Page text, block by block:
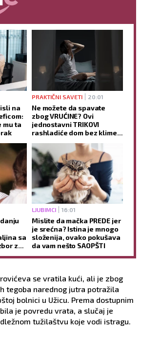
na
mu ta
PRAKTIČNI SAVETI 20:01
Ne možete da spavate
zbog VRUĆINE? Ovi
jednostavni TRIKOVI
rashladiće dom bez klime i
zaspite
sa
za
LJUBIMCI 16:01
Mislite da mačka PREDE jer
je srećna? Istina je mnogo
složenija, ovako pokušava
da vam nešto SAOPŠTI
se vratila kući, ali je zbog
tegoba narednog jutra potražila
bolnici u Užicu. Prema dostupnim
je povredu vrata, a slučaj je
tužilaštvu koje vodi istragu.